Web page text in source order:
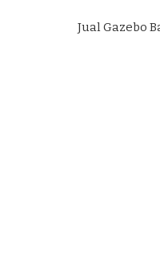
Jual Gazebo